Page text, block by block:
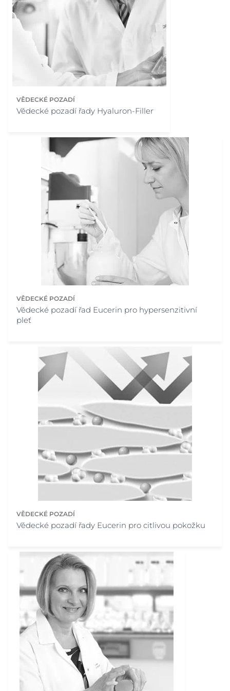
VĚDECKÉ POZADÍ
Vědecké pozadí řady Hyaluron-Filler
VĚDECKÉ POZADÍ
Vědecké pozadí řad Eucerin pro hypersenzitivní
pleť
VĚDECKÉ POZADÍ
Vědecké pozadí řady Eucerin pro citlivou pokožku